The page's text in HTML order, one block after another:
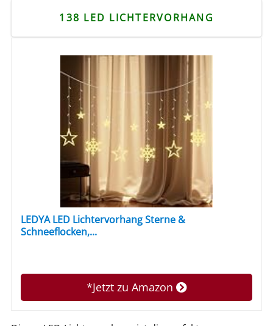
138 LED LICHTERVORHANG
LEDYA LED Lichtervorhang Sterne &
Schneeflocken,...
*Jetzt zu Amazon